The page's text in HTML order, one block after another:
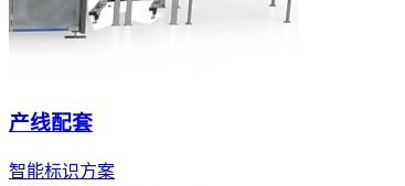
产线配套
智能标识方案